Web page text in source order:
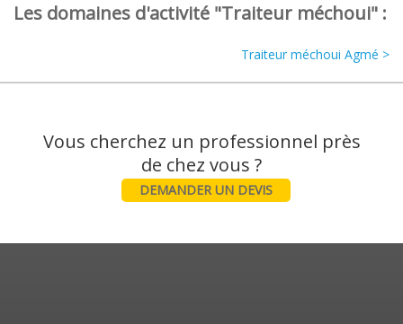
Les domaines d'activité "Traiteur méchoui" :
Traiteur méchoui Agmé >
Vous cherchez un professionnel près
DEMANDER UN DEVIS